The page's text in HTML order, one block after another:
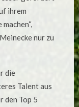
ihrem
nur zu
die
Talent aus
den Top 5